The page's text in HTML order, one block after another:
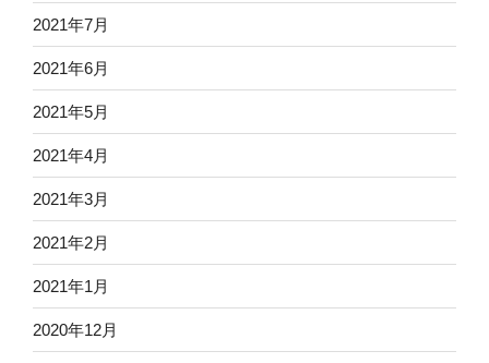
2021年7月
2021年6月
2021年5月
2021年4月
2021年3月
2021年2月
2021年1月
2020年12月